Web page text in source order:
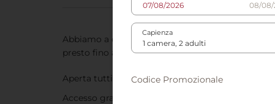
Abbiamo a disposizione una palestra situata al
presto fino a tarda sera. Sono disponibili pesi,
Aperta tutti i giorni dalle 7:00 alle 23:00
Accesso gratuito per gli ospiti dell'hotel
Capienza
Codice Promozionale